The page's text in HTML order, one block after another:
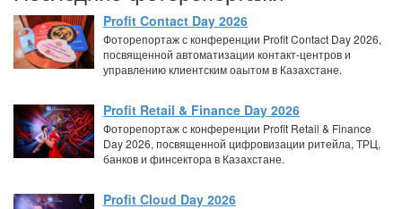
Profit Contact Day 2026
Фоторепортаж с конференции Profit Contact Day 2026,
посвященной автоматизации контакт-центров и
управлению клиентским оаытом в Казахстане.
Profit Retail & Finance Day 2026
Фоторепортаж с конференции Profit Retail & Finance
Day 2026, посвященной цифровизации ритейла, ТРЦ,
банков и финсектора в Казахстане.
Profit Cloud Day 2026